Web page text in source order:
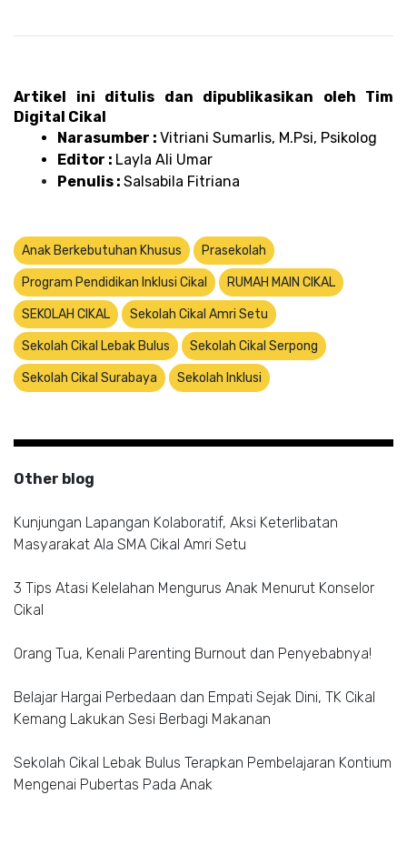
Artikel ini ditulis dan dipublikasikan oleh Tim
Digital Cikal
Narasumber : Vitriani Sumarlis, M.Psi, Psikolog
Editor : Layla Ali Umar
Penulis : Salsabila Fitriana
Anak Berkebutuhan Khusus Prasekolah
Program Pendidikan Inklusi Cikal RUMAH MAIN CIKAL
SEKOLAH CIKAL Sekolah Cikal Amri Setu
Sekolah Cikal Lebak Bulus Sekolah Cikal Serpong
Sekolah Cikal Surabaya Sekolah Inklusi
Other blog
Kunjungan Lapangan Kolaboratif, Aksi Keterlibatan
Masyarakat Ala SMA Cikal Amri Setu
3 Tips Atasi Kelelahan Mengurus Anak Menurut Konselor
Cikal
Orang Tua, Kenali Parenting Burnout dan Penyebabnya!
Belajar Hargai Perbedaan dan Empati Sejak Dini, TK Cikal
Kemang Lakukan Sesi Berbagi Makanan
Sekolah Cikal Lebak Bulus Terapkan Pembelajaran Kontium
Mengenai Pubertas Pada Anak